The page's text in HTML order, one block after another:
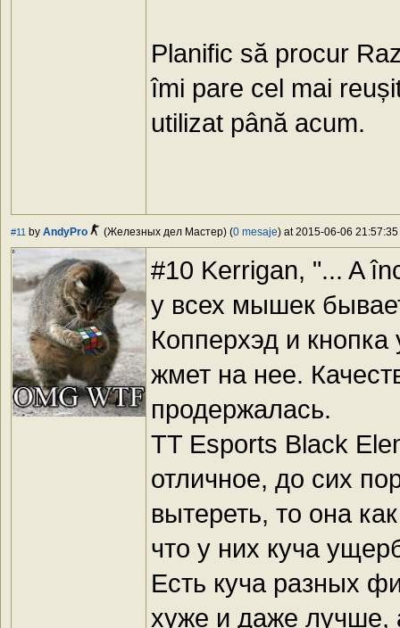
Planific să procur
îmi pare cel mai
utilizat până acum.
#11 by AndyPro (Железных дел Мастер) (0 mesaje) at 2015-06-06
#10 Kerrigan, "... A
у всех мышек
Копперхэд и
жмет на нее.
продержалась.
TT Esports Black
отличное, до сих
вытереть, то она
что у них куча
Есть куча разных
хуже и даже лучше,